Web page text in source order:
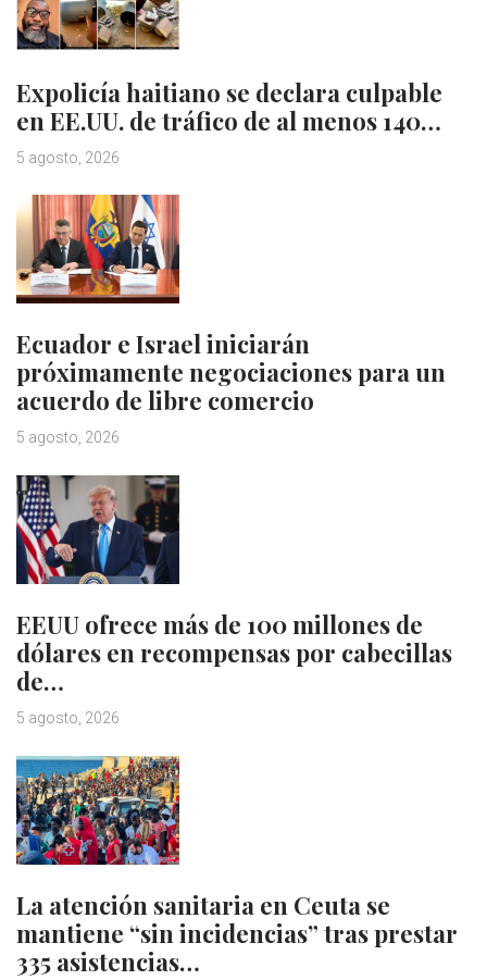
Expolicía haitiano se declara culpable
en EE.UU. de tráfico de al menos 140…
5 agosto, 2026
Ecuador e Israel iniciarán
próximamente negociaciones para un
acuerdo de libre comercio
5 agosto, 2026
EEUU ofrece más de 100 millones de
dólares en recompensas por cabecillas
de…
5 agosto, 2026
La atención sanitaria en Ceuta se
mantiene “sin incidencias” tras prestar
335 asistencias…